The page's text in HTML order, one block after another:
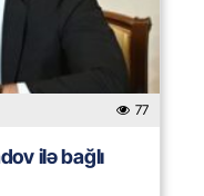
77
ilə bağlı